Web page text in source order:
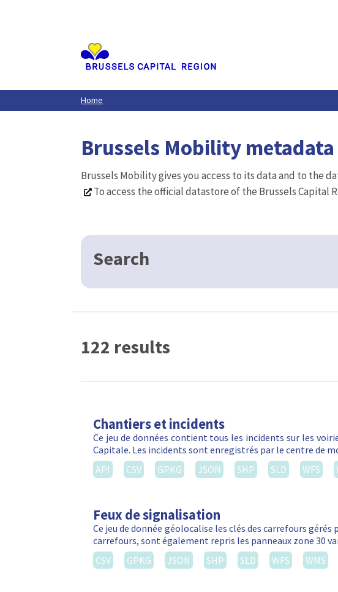
Home
Brussels Mobility
Brussels Mobility gives you access to its data and to the
To access the official datastore of the Brussels Capital
Search
122 results
Chantiers et incidents
Ce jeu de données contient tous les incidents sur les
Capitale. Les incidents sont enregistrés par le centre de
API
CSV GPKG JSON SHP SLD WFS
Feux de signalisation
Ce jeu de donnée géolocalise les clés des carrefours
carrefours, sont également repris les panneaux zone 30
CSV
GPKG JSON SHP SLD WFS WMS